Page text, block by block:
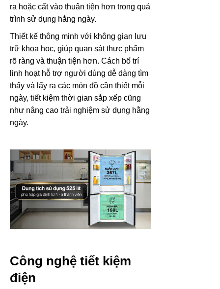
ra hoặc cất vào thuận tiện hơn trong quá
trình sử dụng hằng ngày.
Thiết kế thông minh với không gian lưu
trữ khoa học, giúp quan sát thực phẩm
rõ ràng và thuận tiện hơn. Cách bố trí
linh hoạt hỗ trợ người dùng dễ dàng tìm
thấy và lấy ra các món đồ cần thiết mỗi
ngày, tiết kiệm thời gian sắp xếp cũng
như nâng cao trải nghiệm sử dụng hằng
ngày.
Công nghệ tiết kiệm
điện